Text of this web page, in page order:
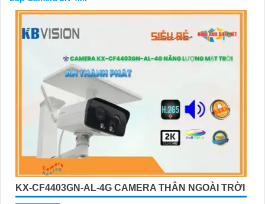
Camera 2K 4MP còn tích hợp nhiều tính năng thông minh như
cảnh báo chuyển động, giao tiếp 2 chiều, hồng ngoại hỗ trợ
quan sát ban đêm và nhiều tính năng khác giúp nâng cao tính
an toàn và tiện ích cho hệ thống giám sát của bạn.
quả với Camera 2K 4MP ngay hôm nay!
Liên hệ với chúng tôi để biết thêm thông tin chi tiết và nhận tư
vấn miễn phí.
Trân trọng cảm ơn!"
KX-CF4403GN-AL-4G CAMERA THÂN NGOÀI TRỜI